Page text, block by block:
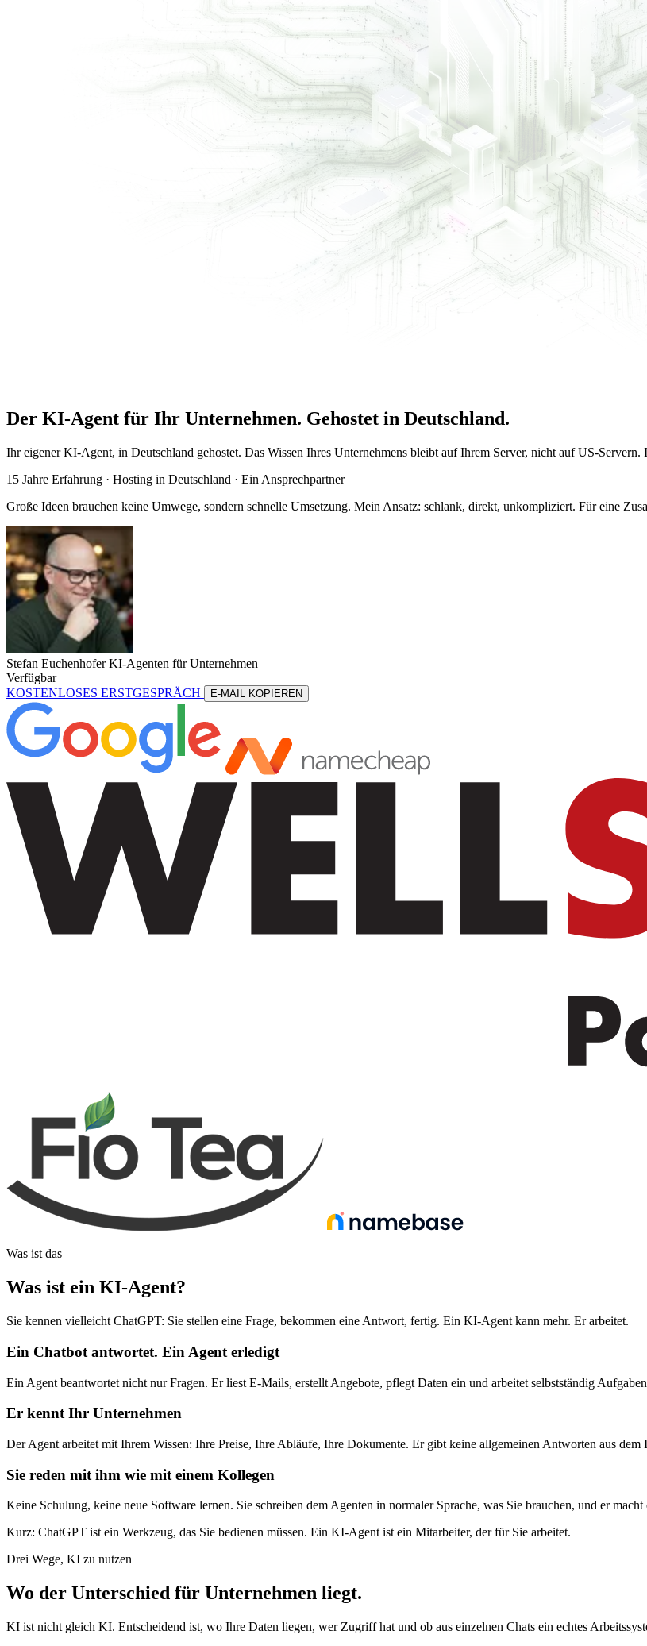
Der KI-Agent für Ihr Unternehmen. Gehostet in Deutschland.
Ihr eigener KI-Agent, in Deutschland gehostet. Das Wissen Ihres Unternehmens bleibt auf Ihrem Server, nicht auf US-
15 Jahre Erfahrung · Hosting in Deutschland · Ein Ansprechpartner
Große Ideen brauchen keine Umwege, sondern schnelle Umsetzung. Mein Ansatz: schlank, direkt, unkompliziert. Für eine
Stefan Euchenhofer KI-Agenten für Unternehmen
Verfügbar
KOSTENLOSES ERSTGESPRÄCH
E-MAIL KOPIEREN
Was ist das
Was ist ein KI-Agent?
Sie kennen vielleicht ChatGPT: Sie stellen eine Frage, bekommen eine Antwort, fertig. Ein KI-Agent kann mehr. Er arbeitet.
Ein Chatbot antwortet. Ein Agent erledigt
Ein Agent beantwortet nicht nur Fragen. Er liest E-Mails, erstellt Angebote, pflegt Daten ein und arbeitet selbstständig
Er kennt Ihr Unternehmen
Der Agent arbeitet mit Ihrem Wissen: Ihre Preise, Ihre Abläufe, Ihre Dokumente. Er gibt keine allgemeinen Antworten aus dem
Sie reden mit ihm wie mit einem Kollegen
Keine Schulung, keine neue Software lernen. Sie schreiben dem Agenten in normaler Sprache, was Sie brauchen, und er macht
Kurz: ChatGPT ist ein Werkzeug, das Sie bedienen müssen. Ein KI-Agent ist ein Mitarbeiter, der für Sie arbeitet.
Drei Wege, KI zu nutzen
Wo der Unterschied für Unternehmen liegt.
KI ist nicht gleich KI. Entscheidend ist, wo Ihre Daten liegen, wer Zugriff hat und ob aus einzelnen Chats ein echtes